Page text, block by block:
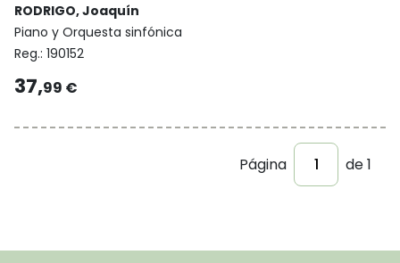
RODRIGO, Joaquín
Piano y Orquesta sinfónica
Reg.: 190152
37,99 €
Página de 1